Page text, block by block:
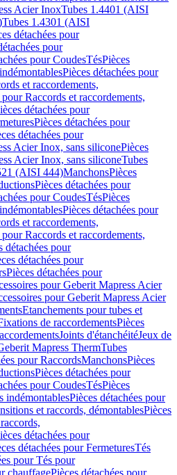
Acier InoxTubes 1.4401 (AISI
Tubes 1.4301 (AISI
détachées pour
pour
pour CoudesTésPièces
Pièces détachées pour
et raccordements,
pour Raccords et raccordements,
détachées pour
Pièces détachées pour
détachées pour
Acier Inox, sans siliconePièces
Acier Inox, sans siliconeTubes
(AISI 444)ManchonsPièces
Pièces détachées pour
pour CoudesTésPièces
Pièces détachées pour
et raccordements,
pour Raccords et raccordements,
détachées pour
détachées pour
Pièces détachées pour
pour Geberit Mapress Acier
pour Geberit Mapress Acier
Etanchements pour tubes et
de raccordementsPièces
Joints d'étanchéitéJeux de
Mapress ThermTubes
pour RaccordsManchonsPièces
Pièces détachées pour
pour CoudesTésPièces
indémontablesPièces détachées pour
et raccords, démontablesPièces
détachées pour
détachées pour FermeturesTés
pour Tés pour
chauffagePièces détachées pour